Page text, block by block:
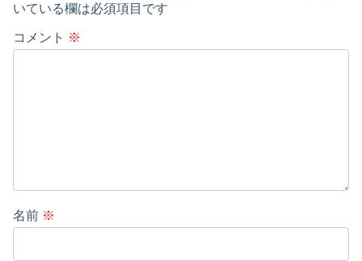
いている欄は必須項目です
コメント ※
名前 ※